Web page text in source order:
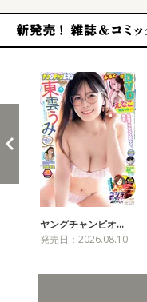
ヤングチャンピオ…
発売日：2026.08.10